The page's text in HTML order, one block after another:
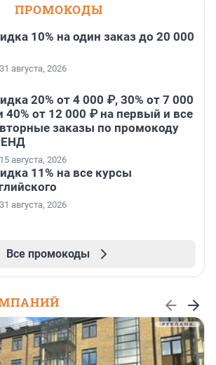
ПРОМОКОДЫ
10% на один заказ до 20 000
августа, 2026
20% от 4 000 ₽, 30% от 7 000
40% от 12 000 ₽ на первый и все
заказы по промокоду
августа, 2026
11% на все курсы
августа, 2026
Все промокоды